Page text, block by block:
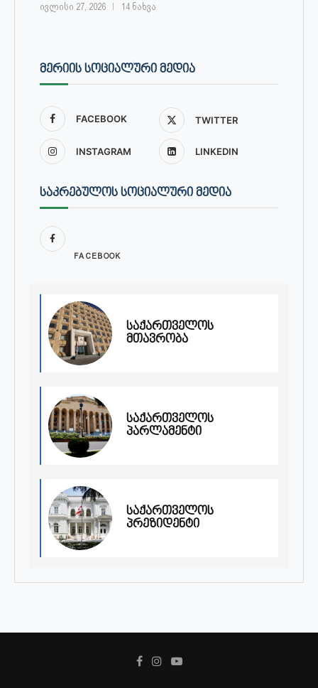
ივლისი 27, 2026 14 ნახვა
ᲛᲔᲠᲘᲘᲡ ᲡᲝᲪᲘᲐᲚᲣᲠᲘ ᲛᲔᲓᲘᲐ
FACEBOOK TWITTER
INSTAGRAM LINKEDIN
ᲡᲐᲙᲠᲔᲑᲣᲚᲝᲡ ᲡᲝᲪᲘᲐᲚᲣᲠᲘ ᲛᲔᲓᲘᲐ
FACEBOOK
საქართველოს
მთავრობა
საქართველოს
პარლამენტი
საქართველოს
პრეზიდენტი